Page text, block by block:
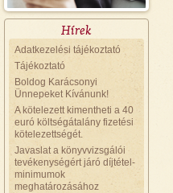
Hírek
Adatkezelési tájékoztató
Tájékoztató
Boldog Karácsonyi
Ünnepeket Kívánunk!
A kötelezett kimentheti a 40
euró költségátalány fizetési
kötelezettségét.
Javaslat a könyvvizsgálói
tevékenységért járó díjtétel-
minimumok
meghatározásához